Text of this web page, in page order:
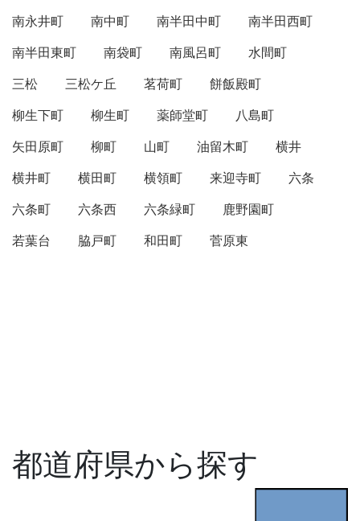
南永井町
南中町 南半田中町
南半田西町
南半田東町
南袋町 南風呂町
水間町
三松
三松ケ丘 茗荷町
餅飯殿町
柳生下町
柳生町 薬師堂町
八島町
矢田原町
柳町 山町 油留木町
横井
横井町
横田町 横領町 来迎寺町
六条
六条町
六条西 六条緑町
鹿野園町
若葉台
脇戸町 和田町 菅原東
都道府県から探す